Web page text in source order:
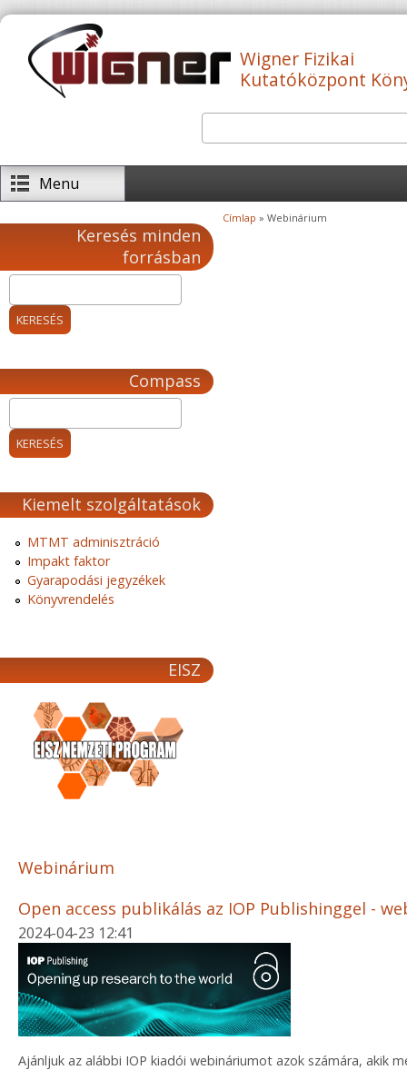
Ugrás a tartalomra
Wigner Fizikai
Kutatóközpont
Keresés űrlap
Menu
Keresés minden
forrásban
Compass
Kiemelt szolgáltatások
MTMT adminisztráció
Impakt faktor
Gyarapodási jegyzékek
Könyvrendelés
EISZ
Jelenlegi hely
Címlap » Webinárium
Webinárium
Open access publikálás az IOP Publishinggel -
2024-04-23 12:41
Ajánljuk az alábbi IOP kiadói webináriumot azok számára, akik